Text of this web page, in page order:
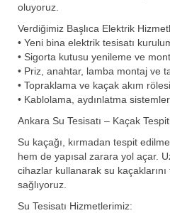
oluyoruz.
Verdiğimiz Başlıca Elektrik
• Yeni bina elektrik tesisatı
• Sigorta kutusu yenileme ve
• Priz, anahtar, lamba montaj ve
• Topraklama ve kaçak akım
• Kablolama, aydınlatma
Ankara Su Tesisatı – Kaçak
Su kaçağı, kırmadan tespit
hem de yapısal zarara yol açar.
cihazlar kullanarak su kaçaklarını
sağlıyoruz.
Su Tesisatı Hizmetlerimiz: